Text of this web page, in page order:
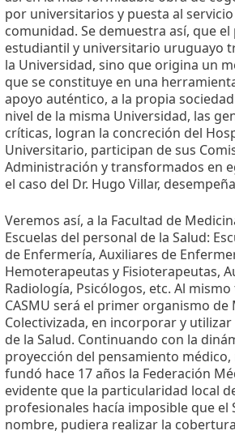
por universitarios y puesta al
comunidad. Se demuestra así, que
estudiantil y universitario uruguayo
la Universidad, sino que origina un
que se constituye en una
apoyo auténtico, a la propia
nivel de la misma Universidad, las
críticas, logran la concreción del
Universitario, participan de sus
Administración y transformados en
el caso del Dr. Hugo Villar,
Veremos así, a la Facultad de
Escuelas del personal de la Salud:
de Enfermería, Auxiliares de
Hemoterapeutas y Fisioterapeutas,
Radiología, Psicólogos, etc. Al
CASMU será el primer organismo de
Colectivizada, en incorporar y utilizar
de la Salud. Continuando con la
proyección del pensamiento
fundó hace 17 años la Federación
evidente que la particularidad local
profesionales hacía imposible que el
nombre, pudiera realizar la